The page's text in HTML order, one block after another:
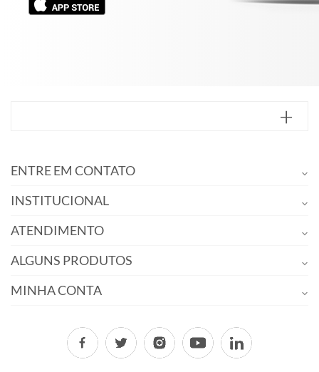
ENTRE EM CONTATO
INSTITUCIONAL
ATENDIMENTO
ALGUNS PRODUTOS
MINHA CONTA